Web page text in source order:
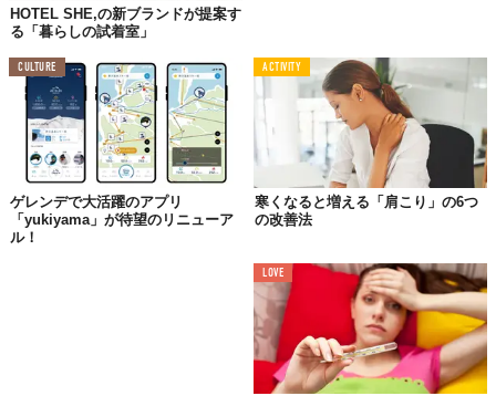
うずくような感覚があり、しびれ感や痛みが出ます。激しく痛む
こともありますが、進行すると感覚が鈍くなっていきます。
しかし初期でも痛みを全く感じなかったり、感覚に変わりがない
まま悪化が進む場合もあります。感覚があるかないかだけでな
く、皮膚の色なども観察し、危険になる前に温めることが大切で
す。早めに治療しないと皮膚はだんだん黒くなり、数時間後には
水疱が生じます。
患部や血管がひどく傷害されると壊疽（えそ）が起こり、切断が
必要となることがあります。ひどい場合は、筋肉や骨にも壊死や
凍傷の治療法
凍傷を治療するときは、暖かい場所で行います。病院にいくまで
HOTEL SHE,の新ブランドが提案す
る「暮らしの試着室」
CULTURE
ゲレンデで大活躍のアプリ
「yukiyama」が待望のリニューア
ル！
ACTIVITY
寒くなると増える「肩こり」の6つ
の改善法
LOVE